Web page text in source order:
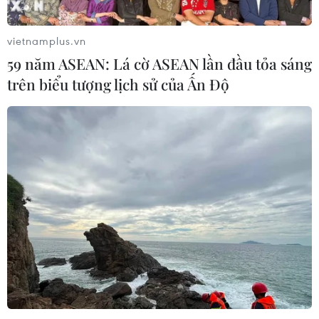
Sân chơi học đường giúp học sinh
rèn kỹ năng sống qua từng bước
07/08/2026 11:38
Thưởng vượt kế hoạch: động lực còn
07/08/2026 04:01
Hãng BMW bắt đầu sản xuất hàng
loạt mẫu xe thuần điện “thế hệ mới”
07/08/2026 01:52
vietnamplus.vn
59 năm ASEAN: Lá cờ ASEAN lần đầu tỏa sáng
trên biểu tượng lịch sử của Ấn Độ